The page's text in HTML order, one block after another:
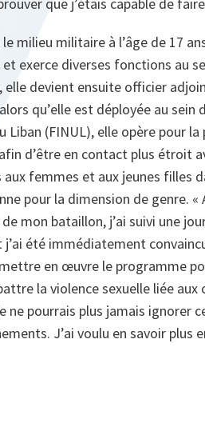
milieu militaire à l’âge de 17
exerce diverses fonctions au
elle devient ensuite officier
qu’elle est déployée au
Liban (FINUL), elle opère pour
d’être en contact plus étroit
femmes et aux jeunes filles
pour la dimension de genre.
mon bataillon, j’ai suivi une
été immédiatement
en œuvre le programme
la violence sexuelle liée aux
ne pourrais plus jamais ignorer
J’ai voulu en savoir plus